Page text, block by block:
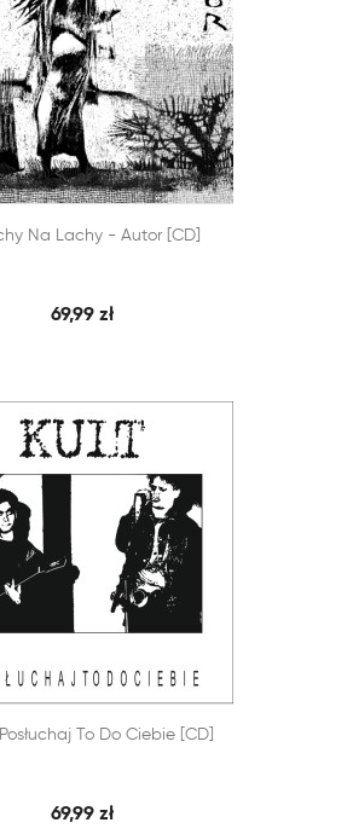
DO KOSZYKASZYBKI PODGLĄD
Na Lachy - Autor [CD]
69,99 zł
DO KOSZYKA
SZYBKI PODGLĄD
To Do Ciebie [CD]
69,99 zł